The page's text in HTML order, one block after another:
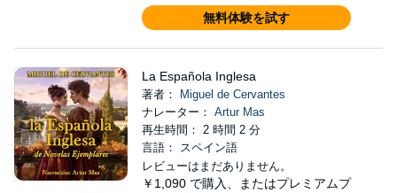
無料体験を試す
La Española Inglesa
著者：
Miguel de Cervantes
ナレーター： Artur Mas
再生時間： 2 時間 2 分
言語： スペイン語
レビューはまだありません。
￥1,090 で購入、またはプレミアムプ